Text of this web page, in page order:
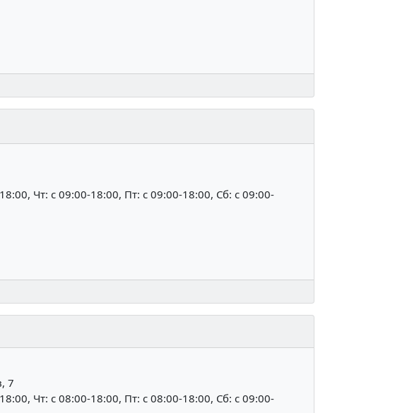
Чт: c 09:00-18:00, Пт: c 09:00-18:00, Сб: c 09:00-
7
Чт: c 08:00-18:00, Пт: c 08:00-18:00, Сб: c 09:00-